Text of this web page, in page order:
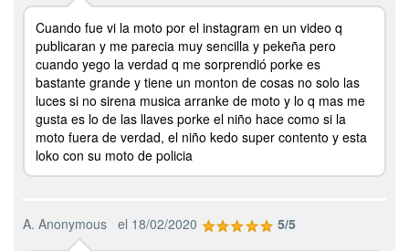
Cuando fue vi la moto por el instagram en un video q
publicaran y me parecia muy sencilla y pekeña pero
cuando yego la verdad q me sorprendió porke es
bastante grande y tiene un monton de cosas no solo las
luces si no sirena musica arranke de moto y lo q mas me
gusta es lo de las llaves porke el niño hace como si la
moto fuera de verdad, el niño kedo super contento y esta
loko con su moto de policia
A. Anonymous el 18/02/2020 5/5